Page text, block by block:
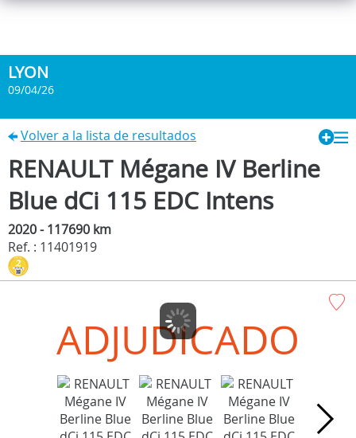
LYON
09/04/26
Volver a la lista de resultados
RENAULT Mégane IV Berline
Blue dCi 115 EDC Intens
2020 - 117690 km
Ref. : 11401919
ADJUDICADO